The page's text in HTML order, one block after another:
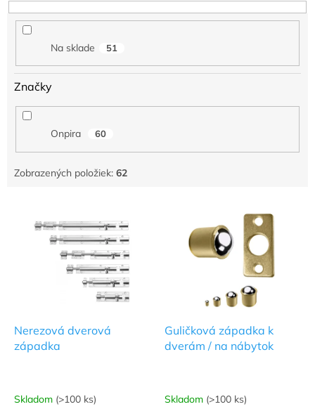
d
Na sklade 51
Značky
Onpira 60
Zobrazených položiek: 62
u
Nerezová dverová
západka
Priemerné
Skladom (>100 ks)
Guličková západka k
dverám / na nábytok
Priemerné
Skladom (>100 ks)